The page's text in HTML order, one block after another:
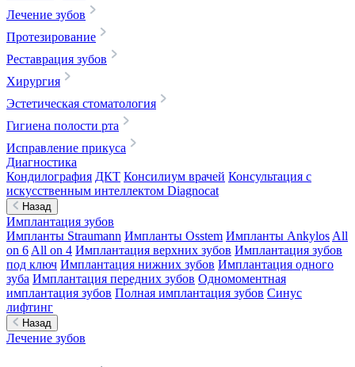
Лечение зубов
Протезирование
Реставрация зубов
Хирургия
Эстетическая стоматология
Гигиена полости рта
Исправление прикуса
Диагностика
Кондилография ДКТ Консилиум врачей Консультация с
искусственным интеллектом Diagnocat
Назад
Имплантация зубов
Импланты Straumann Импланты Osstem Импланты Ankylos All
on 6 All on 4 Имплантация верхних зубов Имплантация зубов
под ключ Имплантация нижних зубов Имплантация одного
зуба Имплантация передних зубов Одномоментная
имплантация зубов Полная имплантация зубов Синус
лифтинг
Назад
Лечение зубов